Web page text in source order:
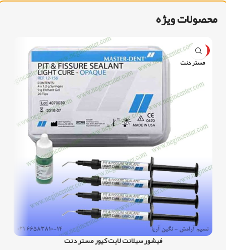
محصولات ویژه
ویژه
مستر دنت
فیشور سیلانت لایت کیور مستر دنت